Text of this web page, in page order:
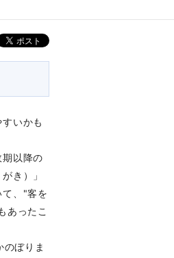
いかも
以降の
き）」
て、"客を
あったこ
ぼりま